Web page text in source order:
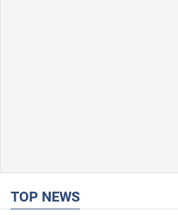
TOP NEWS